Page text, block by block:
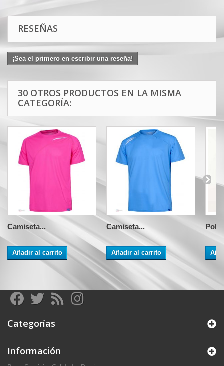
RESEÑAS
¡Sea el primero en escribir una reseña!
30 OTROS PRODUCTOS EN LA MISMA
CATEGORÍA:
Camiseta...
Añadir al carrito
Camiseta...
Añadir al carrito
Categorías
Información